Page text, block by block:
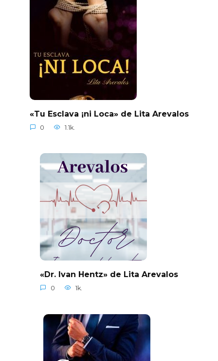
«Tu Esclava ¡ni Loca» de Lita Arevalos
0 1.1k.
«Dr. Ivan Hentz» de Lita Arevalos
0 1k.